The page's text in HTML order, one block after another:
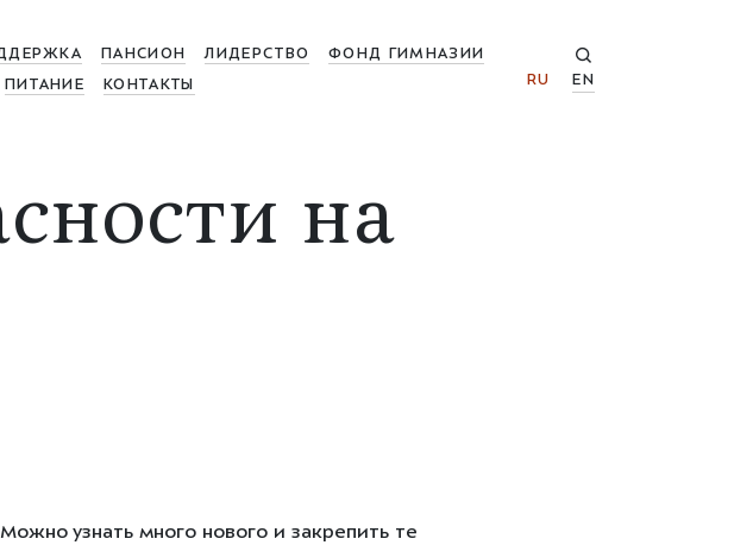
ПАНСИОН ЛИДЕРСТВО
ФОНД ГИМНАЗИИ
ПИТАНИЕ КОНТАКТЫ RU EN
на
узнать много нового и закрепить те